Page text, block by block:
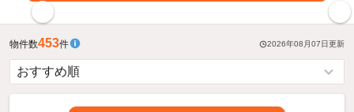
物件数453件 2026年08月07日更新